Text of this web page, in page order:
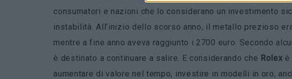
consumatori e nazioni che lo considerano un investimento
instabilità. All’inizio dello scorso anno, il metallo prezioso
mentre a fine anno aveva raggiunto i 2700 euro. Secondo
è destinato a continuare a salire. E considerando che Rolex è
aumentare di valore nel tempo, investire in modelli in oro,